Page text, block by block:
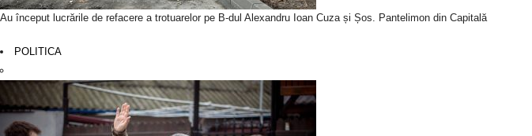
Au început lucrările de refacere a trotuarelor pe B-dul Alexandru Ioan Cuza și Șos. Pantelimon din Capitală
POLITICA